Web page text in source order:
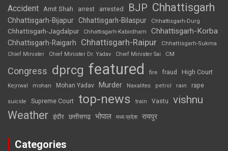
Accident Amit Shah arrest arrested BJP Chhattisgarh
Chhattisgarh-Bijapur Chhattisgarh-Bilaspur Chhattisgarh-Durg
Chhattisgarh-Jagdalpur Chhattisgarh-Kabirdham Chhattisgarh-Korba
Chhattisgarh-Raigarh Chhattisgarh-Raipur
Chhattisgarh-Sukma
Chief Minister
Chief Minister Dr. Yadav Chief Minister Sai CM
Congress dprcg featured fire fraud High Court
Kejriwal mohan Mohan Yadav Murder Naxalites petrol rain rape
suicide Supreme Court top-news train Vastu vishnu
Weather इंदौर छत्तीसगढ़ भोपाल मध्य प्रदेश रायपुर
Categories